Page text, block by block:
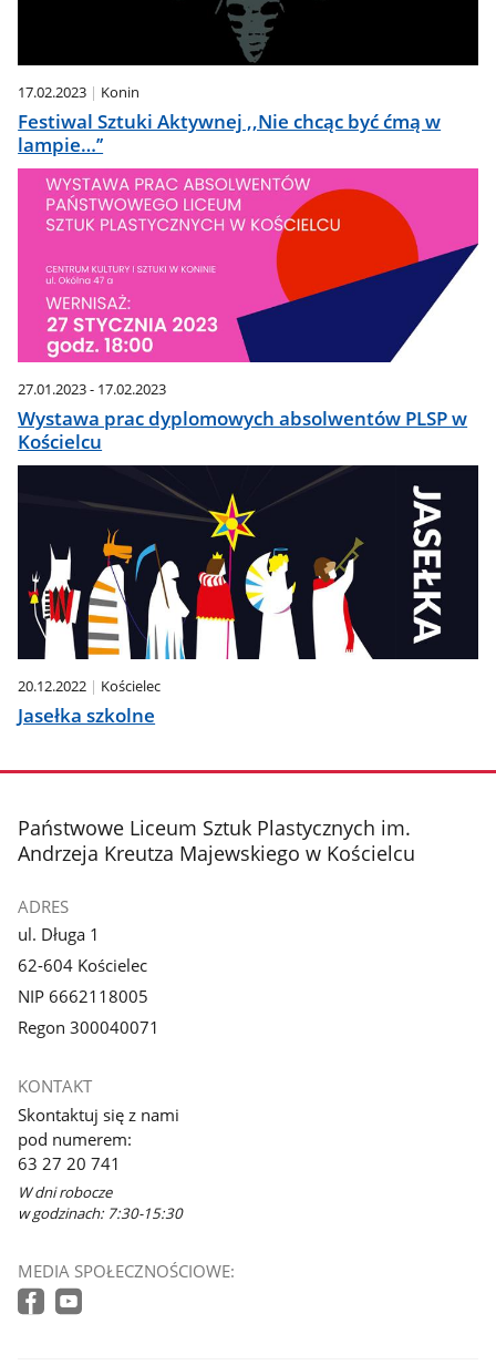
17.02.2023 Konin
Festiwal Sztuki Aktywnej ,,Nie chcąc być ćmą w
lampie…’’
27.01.2023 - 17.02.2023
Wystawa prac dyplomowych absolwentów PLSP w
Kościelcu
20.12.2022 Kościelec
Jasełka szkolne
stopka
Państwowe Liceum Sztuk Plastycznych im.
Andrzeja Kreutza Majewskiego w Kościelcu
ADRES
ul. Długa 1
62-604 Kościelec
NIP 6662118005
Regon 300040071
KONTAKT
Skontaktuj się z nami
pod numerem:
63 27 20 741
W dni robocze
w godzinach: 7:30-15:30
MEDIA SPOŁECZNOŚCIOWE: